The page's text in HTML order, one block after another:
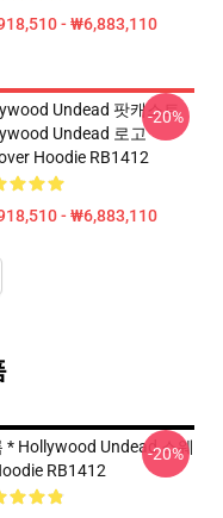
- ₩6,883,110
Undead 팟캐스트
Undead 로고
Hoodie RB1412
- ₩6,883,110
-20%
* Hollywood Undead 스웨
RB1412
-20%